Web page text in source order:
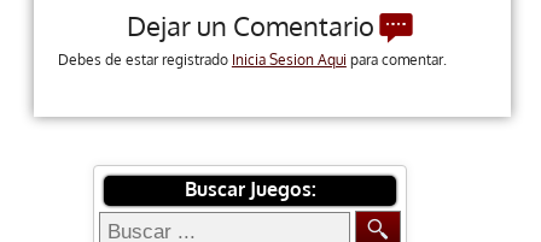
Dejar un Comentario
Debes de estar registrado Inicia Sesion Aqui para comentar.
Buscar Juegos: